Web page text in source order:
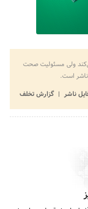
ولی مسئولیت صحت
است.
ناشر
گزارش تخلف